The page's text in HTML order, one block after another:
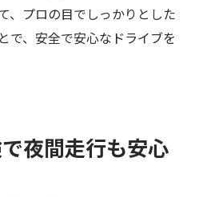
、プロの目でしっかりとした
で、安全で安心なドライブを
夜間走行も安心